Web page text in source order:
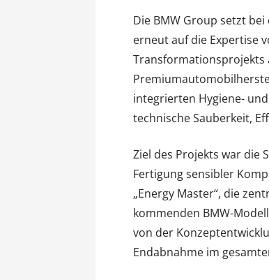
Die BMW Group setzt
erneut auf die Expertise
integrierten Hygiene-
technische Sauberkeit,
Ziel des Projekts war die
Fertigung sensibler
„Energy Master“, die
kommenden BMW-
von der
Endabnahme im